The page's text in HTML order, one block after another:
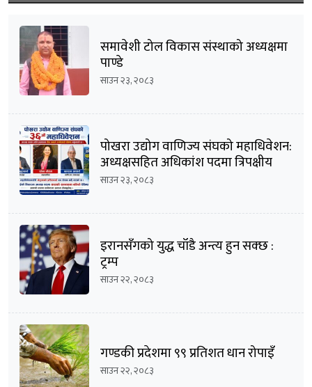
समावेशी टोल विकास संस्थाको अध्यक्षमा
पाण्डे
साउन २३, २०८३
पोखरा उद्योग वाणिज्य संघको महाधिवेशन:
अध्यक्षसहित अधिकांश पदमा त्रिपक्षीय
भिडन्तको सम्भावना
साउन २३, २०८३
इरानसँगको युद्ध चाँडै अन्त्य हुन सक्छ :
ट्रम्प
साउन २२, २०८३
गण्डकी प्रदेशमा ९९ प्रतिशत धान रोपाइँ
साउन २२, २०८३